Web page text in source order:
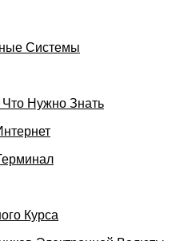
Системы
Нужно Знать
Курса